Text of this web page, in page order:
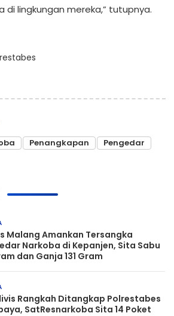
di lingkungan mereka,” tutupnya.
Penangkapan
Pengedar
Malang Amankan Tersangka
Narkoba di Kepanjen, Sita Sabu
dan Ganja 131 Gram
Rangkah Ditangkap Polrestabes
SatResnarkoba Sita 14 Poket